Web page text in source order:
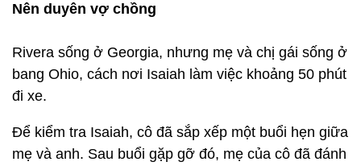
Nên duyên vợ chồng
Rivera sống ở Georgia, nhưng mẹ và chị gái sống ở
bang Ohio, cách nơi Isaiah làm việc khoảng 50 phút
đi xe.
Để kiểm tra Isaiah, cô đã sắp xếp một buổi hẹn giữa
mẹ và anh. Sau buổi gặp gỡ đó, mẹ của cô đã đánh